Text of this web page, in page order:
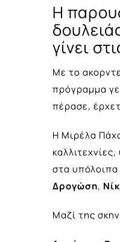
Η
γίνει
Με το
πρόγραμμα
πέρασε,
Η Μιρέλα
στα
Δρογώση,
Μαζί της